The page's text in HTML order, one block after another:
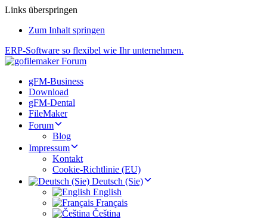
Links überspringen
Zum Inhalt springen
ERP-Software so flexibel wie Ihr unternehmen.
gFM-Business
Download
gFM-Dental
FileMaker
Forum
Blog
Impressum
Kontakt
Cookie-Richtlinie (EU)
Deutsch (Sie)
English
Français
Čeština